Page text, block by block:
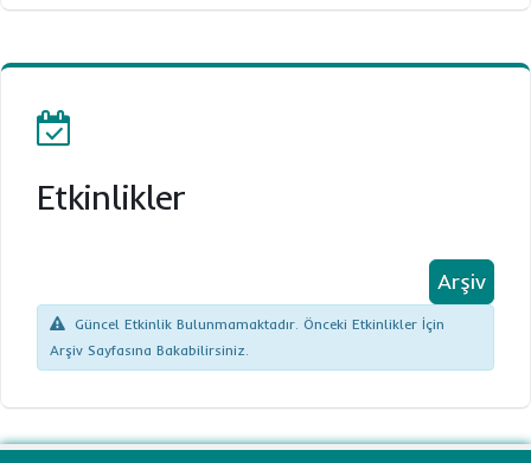
Etkinlikler
Arşiv
Güncel Etkinlik Bulunmamaktadır. Önceki Etkinlikler İçin
Arşiv Sayfasına Bakabilirsiniz.